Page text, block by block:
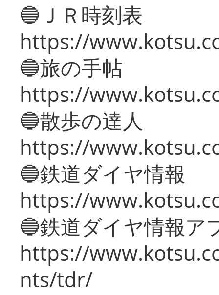
🔵ＪＲ時刻表
https://
🔵旅の手帖
https://
🔵散歩の達人
https://
🔵鉄道ダイヤ情報
https://
🔵鉄道ダイヤ情報ア
https://
nts/tdr/